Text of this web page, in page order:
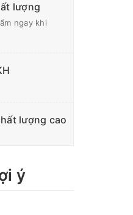
lượng
ngay khi
lượng cao
ý